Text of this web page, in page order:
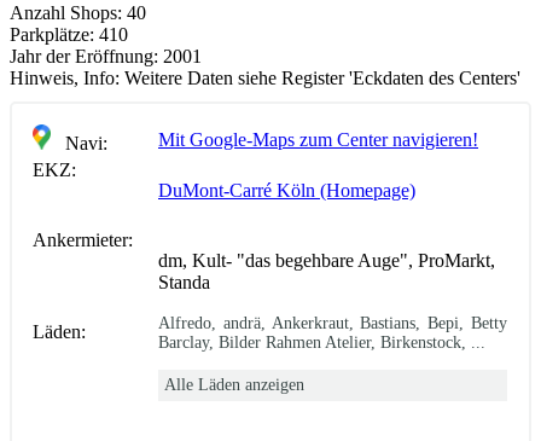
Anzahl Shops: 40
Parkplätze: 410
Jahr der Eröffnung: 2001
Hinweis, Info: Weitere Daten siehe Register 'Eckdaten des Centers'
Navi:
Mit Google-Maps zum Center navigieren!
EKZ:
DuMont-Carré Köln (Homepage)
Ankermieter:
dm, Kult- "das begehbare Auge", ProMarkt,
Standa
Läden:
Alfredo, andrä, Ankerkraut, Bastians, Bepi, Betty
Barclay, Bilder Rahmen Atelier, Birkenstock, ...
Alle Läden anzeigen